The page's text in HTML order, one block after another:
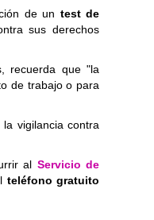
de un test de
sus derechos
recuerda que "la
de trabajo o para
vigilancia contra
al Servicio de
teléfono gratuito